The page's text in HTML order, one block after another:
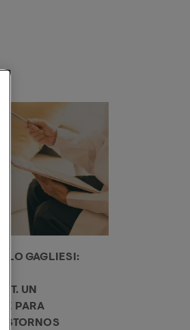
GAGLIESI:
UN
PARA